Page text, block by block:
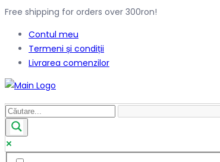
Free shipping for orders over 300ron!
Contul meu
Termeni și condiții
Livrarea comenzilor